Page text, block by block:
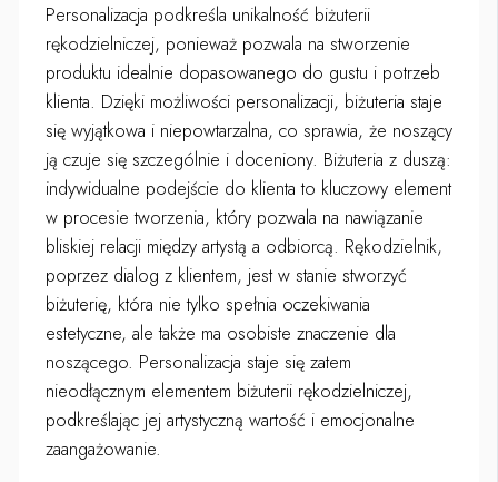
Personalizacja podkreśla unikalność biżuterii
rękodzielniczej, ponieważ pozwala na stworzenie
produktu idealnie dopasowanego do gustu i potrzeb
klienta. Dzięki możliwości personalizacji, biżuteria staje
się wyjątkowa i niepowtarzalna, co sprawia, że noszący
ją czuje się szczególnie i doceniony. Biżuteria z duszą:
indywidualne podejście do klienta to kluczowy element
w procesie tworzenia, który pozwala na nawiązanie
bliskiej relacji między artystą a odbiorcą. Rękodzielnik,
poprzez dialog z klientem, jest w stanie stworzyć
biżuterię, która nie tylko spełnia oczekiwania
estetyczne, ale także ma osobiste znaczenie dla
noszącego. Personalizacja staje się zatem
nieodłącznym elementem biżuterii rękodzielniczej,
podkreślając jej artystyczną wartość i emocjonalne
zaangażowanie.